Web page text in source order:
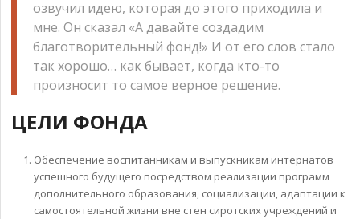
озвучил идею, которая до этого приходила и
мне. Он сказал «А давайте создадим
благотворительный фонд!» И от его слов стало
так хорошо… как бывает, когда кто-то
произносит то самое верное решение.
ЦЕЛИ ФОНДА
Обеспечение воспитанникам и выпускникам интернатов
успешного будущего посредством реализации программ
дополнительного образования, социализации, адаптации к
самостоятельной жизни вне стен сиротских учреждений и